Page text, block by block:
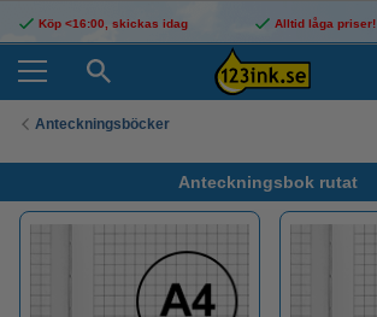
Köp <16:00, skickas idag Alltid låga priser!
Anteckningsböcker
Anteckningsbok rutat